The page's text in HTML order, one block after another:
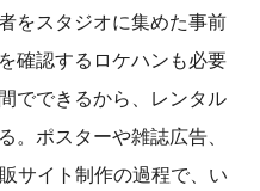
をスタジオに集めた事前
確認するロケハンも必要
でできるから、レンタル
。ポスターや雑誌広告、
サイト制作の過程で、い